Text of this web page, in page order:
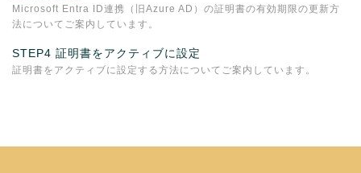
Microsoft Entra ID連携（旧Azure AD）の証明書の有効期限の更新方
法についてご案内しています。
STEP4 証明書をアクティブに設定
証明書をアクティブに設定する方法についてご案内しています。